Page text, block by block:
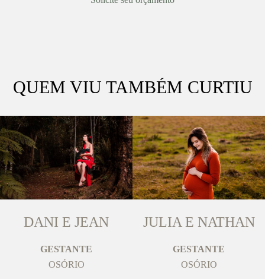
QUEM VIU TAMBÉM CURTIU
DANI E JEAN
GESTANTE
OSÓRIO
JULIA E NATHAN
GESTANTE
OSÓRIO